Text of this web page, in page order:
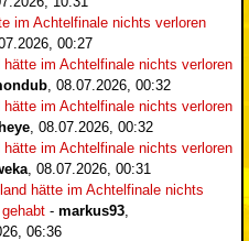
im Achtelfinale nichts verloren
00:27
hätte im Achtelfinale nichts verloren
08.07.2026, 00:32
hätte im Achtelfinale nichts verloren
08.07.2026, 00:32
hätte im Achtelfinale nichts verloren
08.07.2026, 00:31
hätte im Achtelfinale nichts
- markus93
06:36